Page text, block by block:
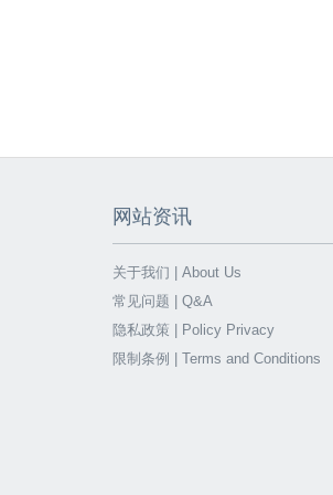
网站资讯
关于我们 | About Us
常见问题 | Q&A
隐私政策 | Policy Privacy
限制条例 | Terms and Conditions